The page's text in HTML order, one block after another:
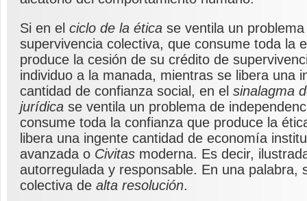
Si en el ciclo de la ética se ventila un
supervivencia colectiva, que consume toda la
produce la cesión de su crédito de
individuo a la manada, mientras se libera una
cantidad de confianza social, en el sinalagma
jurídica se ventila un problema de
consume toda la confianza que produce la
libera una ingente cantidad de economía
avanzada o Civitas moderna. Es decir,
autorregulada y responsable. En una palabra,
colectiva de alta resolución.